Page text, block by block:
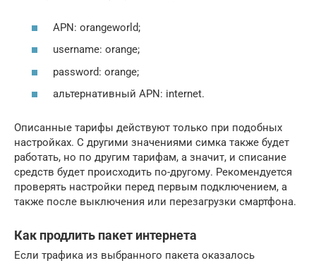
APN: orangeworld;
username: orange;
password: orange;
альтернативный APN: internet.
Описанные тарифы действуют только при подобных
настройках. С другими значениями симка также будет
работать, но по другим тарифам, а значит, и списание
средств будет происходить по-другому. Рекомендуется
проверять настройки перед первым подключением, а
также после выключения или перезагрузки смартфона.
Как продлить пакет интернета
Если трафика из выбранного пакета оказалось